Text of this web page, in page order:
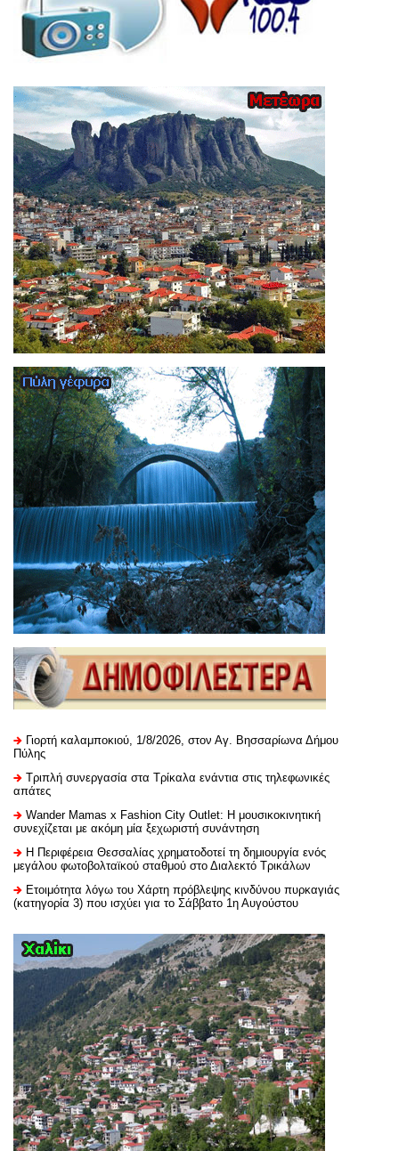
Γιορτή καλαμποκιού, 1/8/2026, στον Αγ. Βησσαρίωνα Δήμου
Πύλης
Τριπλή συνεργασία στα Τρίκαλα ενάντια στις τηλεφωνικές
απάτες
Wander Mamas x Fashion City Outlet: Η μουσικοκινητική
συνεχίζεται με ακόμη μία ξεχωριστή συνάντηση
H Περιφέρεια Θεσσαλίας χρηματοδοτεί τη δημιουργία ενός
μεγάλου φωτοβολταϊκού σταθμού στο Διαλεκτό Τρικάλων
Ετοιμότητα λόγω του Χάρτη πρόβλεψης κινδύνου πυρκαγιάς
(κατηγορία 3) που ισχύει για το Σάββατο 1η Αυγούστου